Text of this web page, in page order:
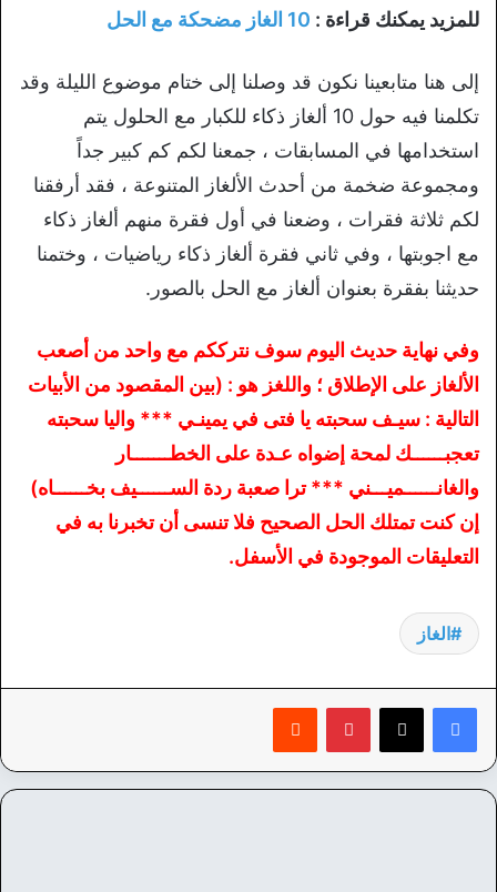
للمزيد يمكنك قراءة : 10 الغاز مضحكة مع الحل
إلى هنا متابعينا نكون قد وصلنا إلى ختام موضوع الليلة وقد
تكلمنا فيه حول 10 ألغاز ذكاء للكبار مع الحلول يتم
استخدامها في المسابقات ، جمعنا لكم كم كبير جداً
ومجموعة ضخمة من أحدث الألغاز المتنوعة ، فقد أرفقنا
لكم ثلاثة فقرات ، وضعنا في أول فقرة منهم ألغاز ذكاء
مع اجوبتها ، وفي ثاني فقرة ألغاز ذكاء رياضيات ، وختمنا
حديثنا بفقرة بعنوان ألغاز مع الحل بالصور.
وفي نهاية حديث اليوم سوف نترككم مع واحد من أصعب
الألغاز على الإطلاق ؛ واللغز هو : (بين المقصود من الأبيات
التالية : سيـف سحبته يا فتى في يمينـي *** واليا سحبته
تعجبــــــك لمحة إضواه عـدة على الخطـــــــار
والغانــــــميـــني *** ترا صعبة ردة الســــــيف بخــــــاه)
إن كنت تمتلك الحل الصحيح فلا تنسى أن تخبرنا به في
التعليقات الموجودة في الأسفل.
الغاز
بينتيريست